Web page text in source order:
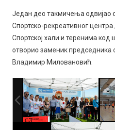
Један део такмичења одвијао
Спортско-рекреативног центра
Спортској хали и теренима код
отворио заменик
Владимир Миловановић.